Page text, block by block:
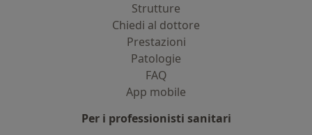
Strutture
Chiedi al dottore
Prestazioni
Patologie
FAQ
App mobile
Per i professionisti sanitari